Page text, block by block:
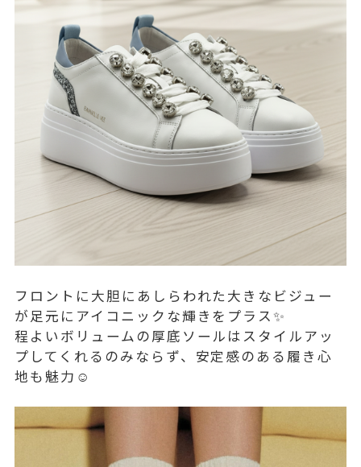
フロントに大胆にあしらわれた大きなビジュー
が足元にアイコニックな輝きをプラス✨
程よいボリュームの厚底ソールはスタイルアッ
プしてくれるのみならず、安定感のある履き心
地も魅力☺️